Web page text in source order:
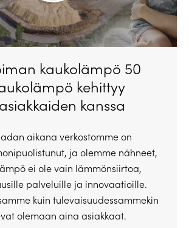
kaukolämpö 50
kehittyy
kanssa
aikana verkostomme on
ja olemme nähneet,
ei ole vain lämmönsiirtoa,
palveluille ja innovaatioille.
kuin tulevaisuudessammekin
olemaan aina asiakkaat.